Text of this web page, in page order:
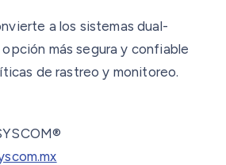
a los sistemas dual-
más segura y confiable
de rastreo y monitoreo.